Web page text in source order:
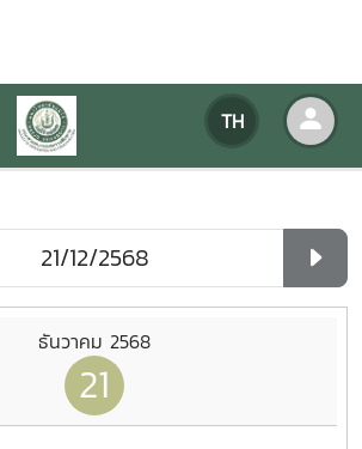
TH
มของหน่วยงาน
ของหน่วยงาน
ธันวาคม 2568
21